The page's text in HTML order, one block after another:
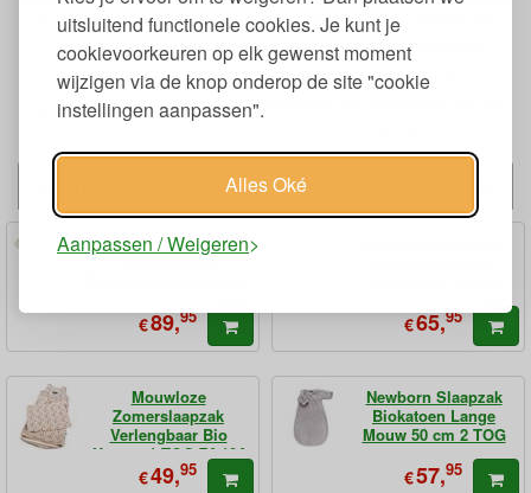
uitsluitend functionele cookies. Je kunt je
cookievoorkeuren op elk gewenst moment
wijzigen via de knop onderop de site "cookie
instellingen aanpassen".
Alles Oké
Aanpassen / Weigeren
18-24
Buitenzak zonder binnenzak
17-23
Buitenzak met bijgeleverde
katoenen binnenzak
15-21
Bambini Slaapzak
Lange Mouw
€89,95 €65,95
Mouwloze
Zomerslaapzak
Verlengbaar Bio
Katoen 1 TOG 74-104
€49,95
Newborn Slaapzak
Biokatoen Lange
Mouw 50 cm 2 TOG
€57,95